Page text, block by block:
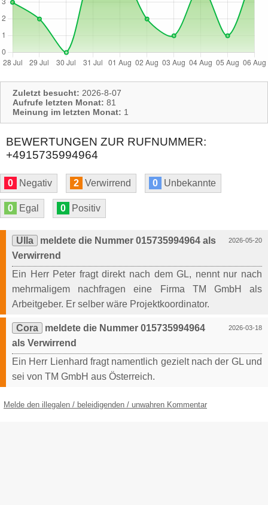
Zuletzt besucht: 2026-8-07
Aufrufe letzten Monat: 81
Meinung im letzten Monat: 1
BEWERTUNGEN ZUR RUFNUMMER:
+4915735994964
0 Negativ 2 Verwirrend 0 Unbekannte
0 Egal 0 Positiv
2026-05-20
Ulla
meldete die Nummer 015735994964 als
Verwirrend
Ein Herr Peter fragt direkt nach dem GL, nennt nur nach
mehrmaligem nachfragen eine Firma TM GmbH als
Arbeitgeber. Er selber wäre Projektkoordinator.
2026-03-18
Cora
meldete die Nummer 015735994964
als Verwirrend
Ein Herr Lienhard fragt namentlich gezielt nach der GL und
sei von TM GmbH aus Österreich.
Melde den illegalen / beleidigenden / unwahren Kommentar